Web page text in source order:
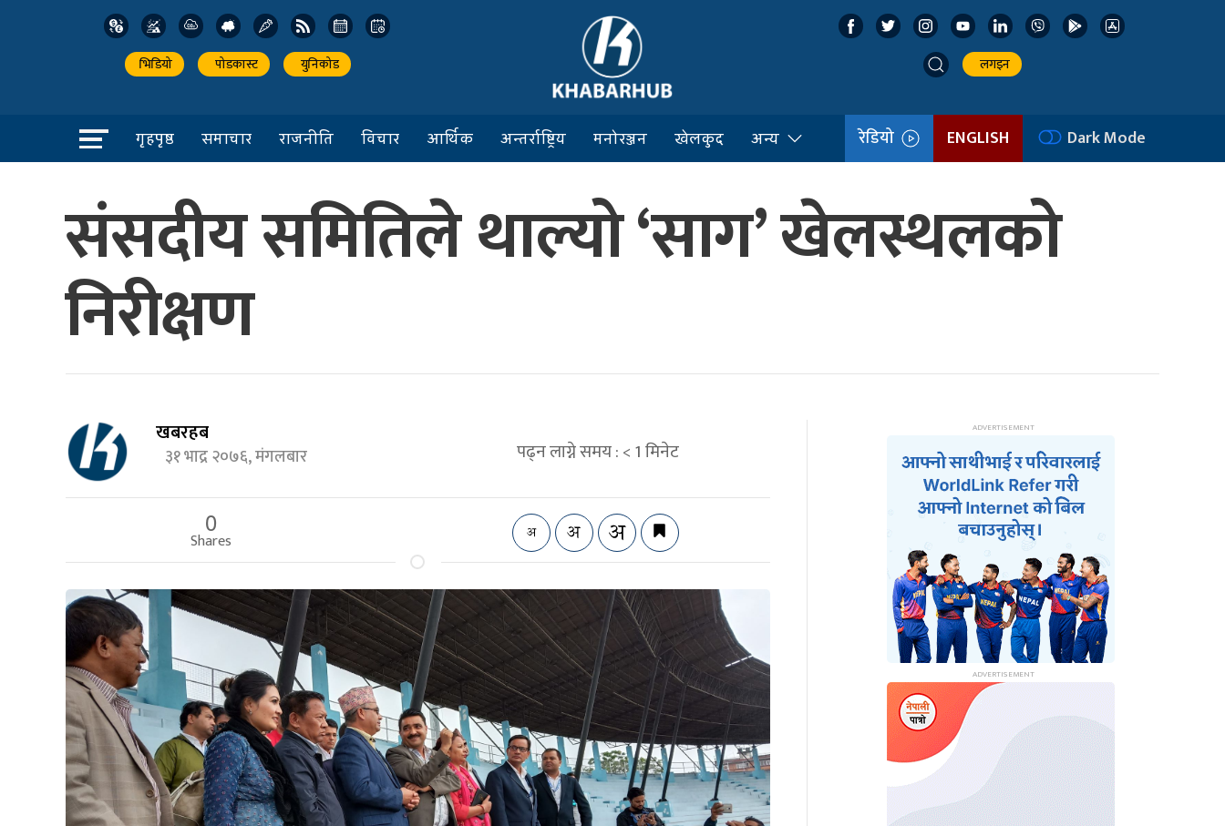
भिडियो पोडकास्ट युनिकोड लगइन
गृहपृष्ठ समाचार राजनीति विचार आर्थिक अन्तर्राष्ट्रिय मनोरञ्जन खेलकुद अन्य रेडियो ENGLISH Dark Mode
संसदीय समितिले थाल्यो ‘साग’ खेलस्थलको
निरीक्षण
खबरहब
३१ भाद्र २०७६, मंगलबार पढ्न लाग्ने समय :< 1मिनेट
0
Shares